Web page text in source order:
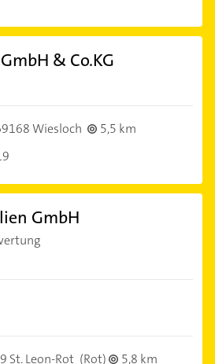
& Co.KG
Wiesloch
5,5 km
GmbH
St. Leon-Rot (Rot) 5,8 km